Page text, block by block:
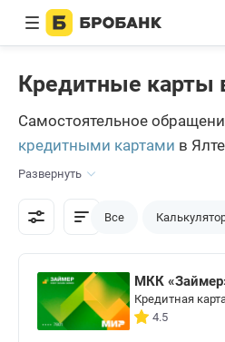
Кредитные карты
Самостоятельное
кредитными картами в
реже. Больше применяется
вариант оформления.
подать заявку на портале
выбранного банка.
Развернуть
Все
МКК
Кредитная
4.5